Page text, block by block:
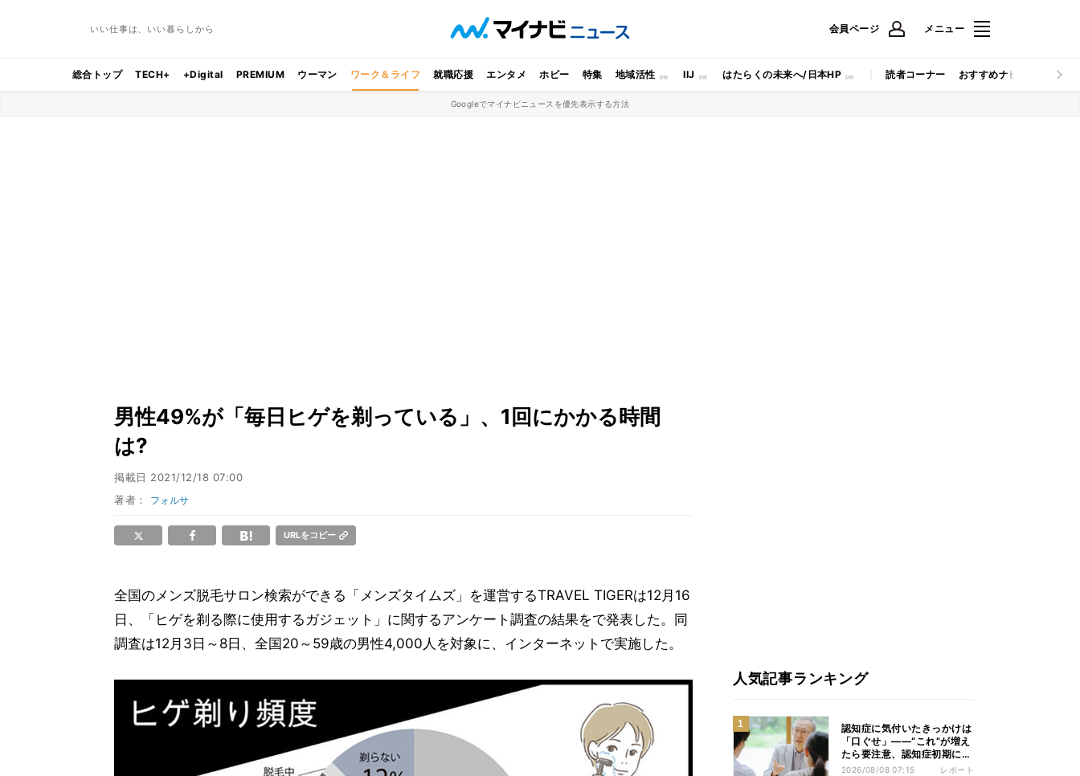
いい仕事は、いい暮らしから 会員ページ メニュー
総合トップ TECH+ +Digital PREMIUM ウーマン ワーク＆ライフ 就職応援 エンタメ ホビー 特集 地域活性 IIJ はたらくの未来へ/日本HP 読者コーナー おすすめナビ マイナビ
Googleでマイナビニュースを優先表示する方法
男性49%が「毎日ヒゲを剃っている」、1回にかかる時間
は?
掲載日 2021/12/18 07:00
著者： フォルサ
URLをコピー
全国のメンズ脱毛サロン検索ができる「メンズタイムズ」を運営するTRAVEL TIGERは12月16
日、「ヒゲを剃る際に使用するガジェット」に関するアンケート調査の結果をで発表した。同
調査は12月3日～8日、全国20～59歳の男性4,000人を対象に、インターネットで実施した。
人気記事ランキング
認知症に気付いたきっかけは
「口ぐせ」――“これ”が増え
たら要注意、認知症初期に見
られる「会話の特徴」とは
2026/08/08 07:15 レポート